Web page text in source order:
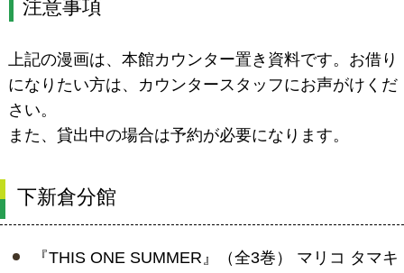
注意事項
上記の漫画は、本館カウンター置き資料です。お借り
になりたい方は、カウンタースタッフにお声がけくだ
さい。
また、貸出中の場合は予約が必要になります。
下新倉分館
『THIS ONE SUMMER』（全3巻） マリコ タマキ